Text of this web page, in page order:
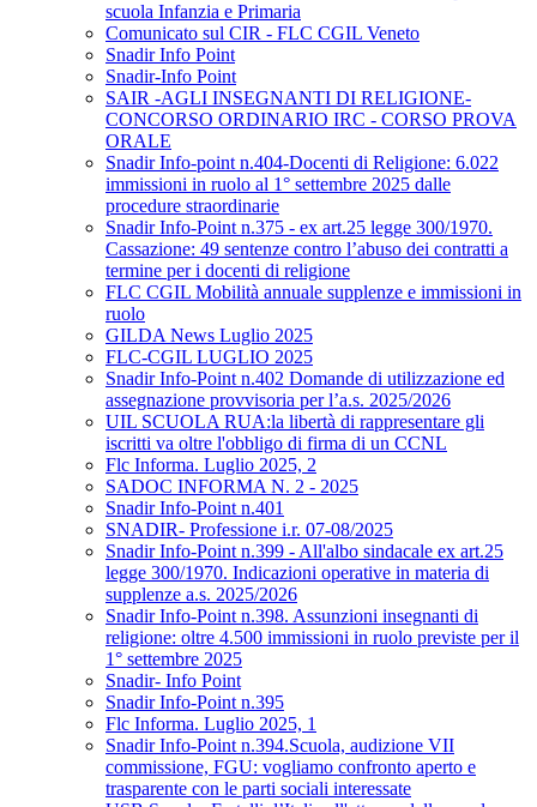
scuola Infanzia e Primaria
Comunicato sul CIR - FLC CGIL Veneto
Snadir Info Point
Snadir-Info Point
SAIR -AGLI INSEGNANTI DI RELIGIONE-
CONCORSO ORDINARIO IRC - CORSO PROVA
ORALE
Snadir Info-point n.404-Docenti di Religione: 6.022
immissioni in ruolo al 1° settembre 2025 dalle
procedure straordinarie
Snadir Info-Point n.375 - ex art.25 legge 300/1970.
Cassazione: 49 sentenze contro l’abuso dei contratti a
termine per i docenti di religione
FLC CGIL Mobilità annuale supplenze e immissioni in
ruolo
GILDA News Luglio 2025
FLC-CGIL LUGLIO 2025
Snadir Info-Point n.402 Domande di utilizzazione ed
assegnazione provvisoria per l’a.s. 2025/2026
UIL SCUOLA RUA:la libertà di rappresentare gli
iscritti va oltre l'obbligo di firma di un CCNL
Flc Informa. Luglio 2025, 2
SADOC INFORMA N. 2 - 2025
Snadir Info-Point n.401
SNADIR- Professione i.r. 07-08/2025
Snadir Info-Point n.399 - All'albo sindacale ex art.25
legge 300/1970. Indicazioni operative in materia di
supplenze a.s. 2025/2026
Snadir Info-Point n.398. Assunzioni insegnanti di
religione: oltre 4.500 immissioni in ruolo previste per il
1° settembre 2025
Snadir- Info Point
Snadir Info-Point n.395
Flc Informa. Luglio 2025, 1
Snadir Info-Point n.394.Scuola, audizione VII
commissione, FGU: vogliamo confronto aperto e
trasparente con le parti sociali interessate